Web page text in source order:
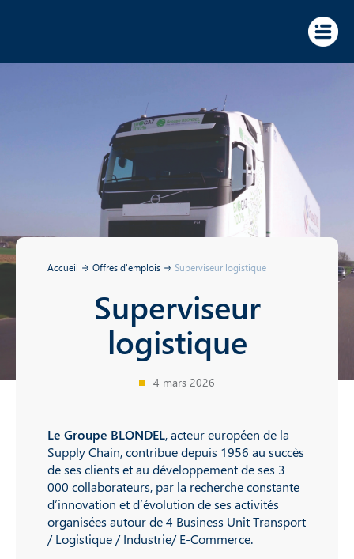
Accueil Offres d'emplois Superviseur logistique
Superviseur
logistique
4 mars 2026
Le Groupe BLONDEL, acteur européen de la
Supply Chain, contribue depuis 1956 au succès
de ses clients et au développement de ses 3
000 collaborateurs, par la recherche constante
d’innovation et d’évolution de ses activités
organisées autour de 4 Business Unit Transport
/ Logistique / Industrie/ E-Commerce.